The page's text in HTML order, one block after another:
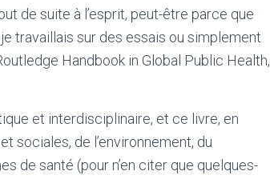
de suite à l’esprit, peut-être parce que
travaillais sur des essais ou simplement
Handbook in Global Public Health,
et interdisciplinaire, et ce livre, en
sociales, de l’environnement, du
de santé (pour n’en citer que quelques-